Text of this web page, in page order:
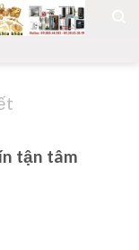
tận tâm